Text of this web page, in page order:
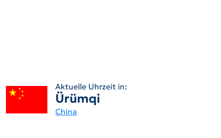
Aktuelle Uhrzeit in:
Ürümqi
China